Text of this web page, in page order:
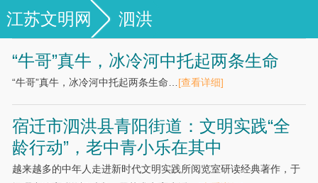
江苏文明网 泗洪
“牛哥”真牛，冰冷河中托起两条生命
“牛哥”真牛，冰冷河中托起两条生命… [查看详细]
宿迁市泗洪县青阳街道：文明实践“全
龄行动”，老中青小乐在其中
越来越多的中年人走进新时代文明实践所阅览室研读经典著作，于